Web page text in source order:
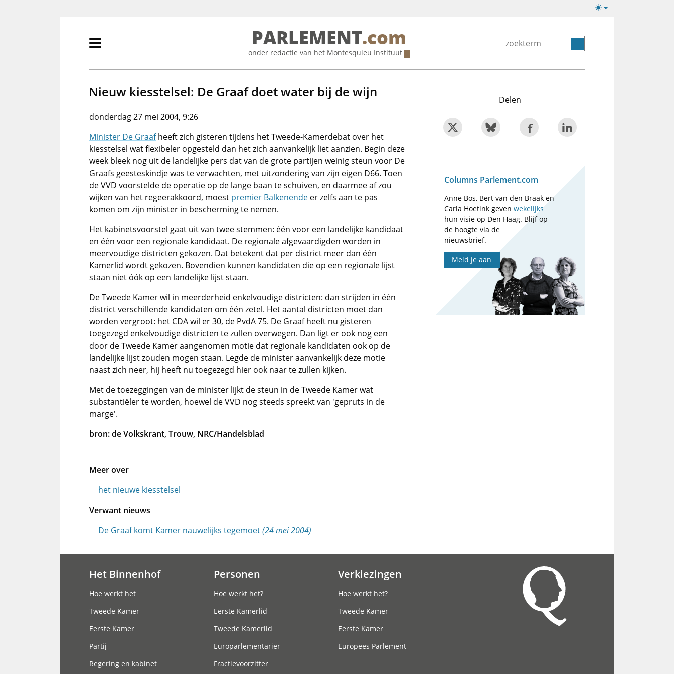
Lichte/donkere
Primair
tonen/verbergen
PARLEMENT.com
onder redactie van het Montesquieu Instituut
Nieuw kiesstelsel: De Graaf doet water bij de wijn
donderdag 27 mei 2004, 9:26
Minister De Graafheeft zich gisteren tijdens het Tweede-Kamerdebat over het
kiesstelsel wat flexibeler opgesteld dan het zich aanvankelijk liet aanzien. Begin deze
week bleek nog uit de landelijke pers dat van de grote partijen weinig steun voor De
Graafs geesteskindje was te verwachten, met uitzondering van zijn eigen D66. Toen
de VVD voorstelde de operatie op de lange baan te schuiven, en daarmee af zou
wijken van het regeerakkoord, moest premier Balkenende er zelfs aan te pas
komen om zijn minister in bescherming te nemen.
Het kabinetsvoorstel gaat uit van twee stemmen: één voor een landelijke kandidaat
en één voor een regionale kandidaat. De regionale afgevaardigden worden in
meervoudige districten gekozen. Dat betekent dat per district meer dan één
Kamerlid wordt gekozen. Bovendien kunnen kandidaten die op een regionale lijst
staan niet óók op een landelijke lijst staan.
De Tweede Kamer wil in meerderheid enkelvoudige districten: dan strijden in één
district verschillende kandidaten om één zetel. Het aantal districten moet dan
worden vergroot: het CDA wil er 30, de PvdA 75. De Graaf heeft nu gisteren
toegezegd enkelvoudige districten te zullen overwegen. Dan ligt er ook nog een
door de Tweede Kamer aangenomen motie dat regionale kandidaten ook op de
landelijke lijst zouden mogen staan. Legde de minister aanvankelijk deze motie
naast zich neer, hij heeft nu toegezegd hier ook naar te zullen kijken.
Met de toezeggingen van de minister lijkt de steun in de Tweede Kamer wat
substantiëler te worden, hoewel de VVD nog steeds spreekt van 'gepruts in de
marge'.
bron: de Volkskrant, Trouw, NRC/Handelsblad
Meer over
het nieuwe kiesstelsel
Verwant nieuws
De Graaf komt Kamer nauwelijks tegemoet(24 mei 2004)
Delen
Columns Parlement.com
Anne Bos, Bert van den Braak en
Carla Hoetink gevenwekelijks
hun visie op Den Haag. Blijf op
de hoogte via de
nieuwsbrief.
Meld je aan
Het Binnenhof
Hoe werkt het
Tweede Kamer
Eerste Kamer
Partij
Regering en kabinet
Personen
Hoe werkt het?
Eerste Kamerlid
Tweede Kamerlid
Europarlementariër
Fractievoorzitter
Verkiezingen
Hoe werkt het?
Tweede Kamer
Eerste Kamer
Europees Parlement